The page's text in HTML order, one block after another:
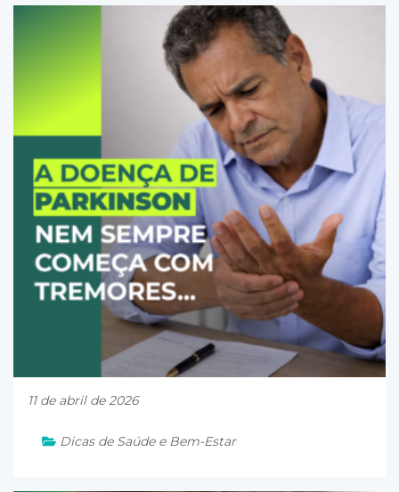
11 de abril de 2026
Dicas de Saúde e Bem-Estar